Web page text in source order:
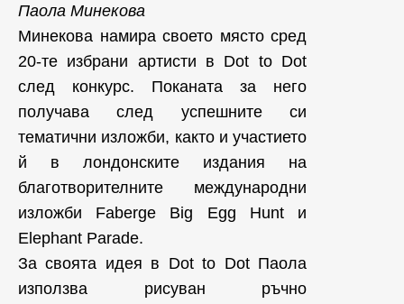
Паола Минекова
Минекова намира своето място сред
20-те избрани артисти в Dot to Dot
след конкурс. Поканата за него
получава след успешните си
тематични изложби, както и участието
й в лондонските издания на
благотворителните международни
изложби Faberge Big Egg Hunt и
Elephant Parade.
За своята идея в Dot to Dot Паола
използва рисуван ръчно